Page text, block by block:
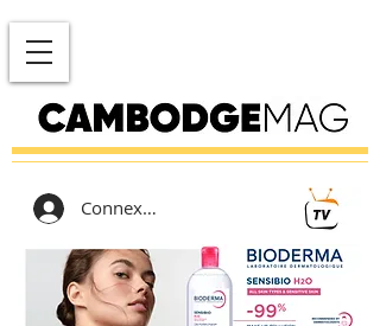
Connexion